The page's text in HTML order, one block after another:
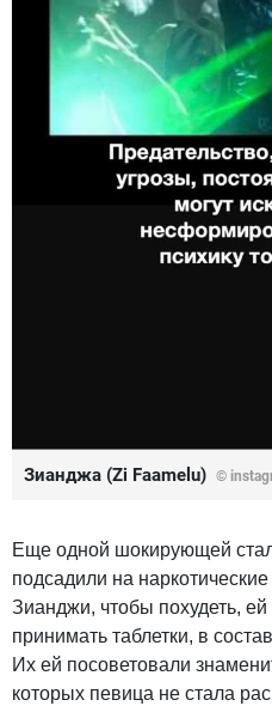
Зианджа (Zi Faamelu) ©
Еще одной шокирующей
подсадили на
Зианджи, чтобы похудеть,
принимать таблетки, в
Их ей посоветовали
которых певица не стала